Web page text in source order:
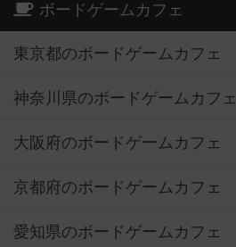
ボードゲームカフェ
東京都のボードゲームカフェ
神奈川県のボードゲームカフェ
大阪府のボードゲームカフェ
京都府のボードゲームカフェ
愛知県のボードゲームカフェ